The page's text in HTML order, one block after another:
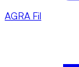
AGRA Fil